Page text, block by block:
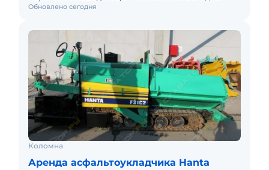
Обновлено сегодня
Коломна
Аренда асфальтоукладчика Hanta